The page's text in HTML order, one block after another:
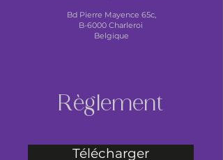
Bd Pierre Mayence 65c,
B-6000 Charleroi
Belgique
Règlement
Télécharger